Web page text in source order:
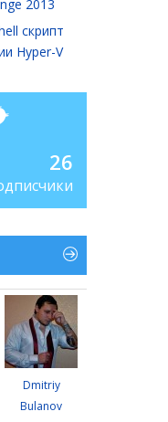
2013
cкрипт
Hyper-V
26
Dmitriy
Bulanov